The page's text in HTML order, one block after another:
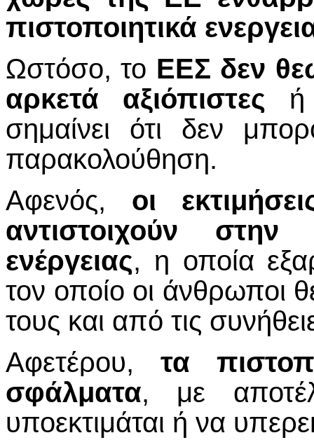
πιστοποιητικά
Ωστόσο, το ΕΕΣ δεν
αρκετά αξιόπιστες ή
σημαίνει ότι δεν
παρακολούθηση.
Αφενός, οι
αντιστοιχούν
ενέργειας, η οποία
τον οποίο οι άνθρωποι
τους και από τις
Αφετέρου, τα
σφάλματα, με
υποεκτιμάται ή να